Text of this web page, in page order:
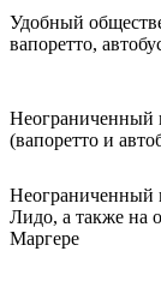
Удобный
вапоретто,
Неограниченный
(вапоретто и
Неограниченный
Лидо, а также на
Маргере